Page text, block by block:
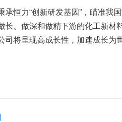
力“创新研发基因”，瞄准我国“
长、做深和做精下游的化工新
司将呈现高成长性，加速成长为